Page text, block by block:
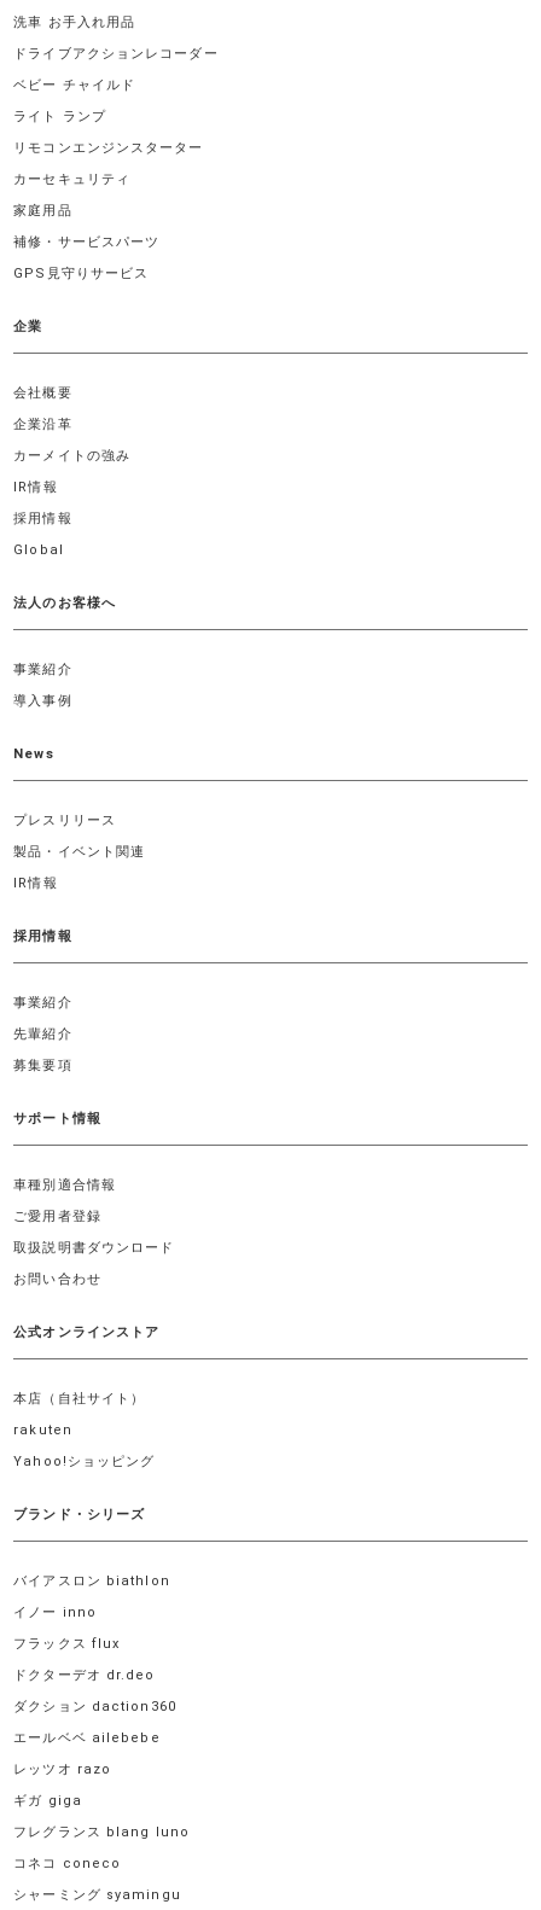
洗車 お手入れ用品
ドライブアクションレコーダー
ベビー チャイルド
ライト ランプ
リモコンエンジンスターター
カーセキュリティ
家庭用品
補修・サービスパーツ
GPS見守りサービス
企業
会社概要
企業沿革
カーメイトの強み
IR情報
採用情報
Global
法人のお客様へ
事業紹介
導入事例
News
プレスリリース
製品・イベント関連
IR情報
採用情報
事業紹介
先輩紹介
募集要項
サポート情報
車種別適合情報
ご愛用者登録
取扱説明書ダウンロード
お問い合わせ
公式オンラインストア
本店（自社サイト）
rakuten
Yahoo!ショッピング
ブランド・シリーズ
バイアスロン biathlon
イノー inno
フラックス flux
ドクターデオ dr.deo
ダクション daction360
エールベベ ailebebe
レッツオ razo
ギガ giga
フレグランス blang luno
コネコ coneco
シャーミング syamingu